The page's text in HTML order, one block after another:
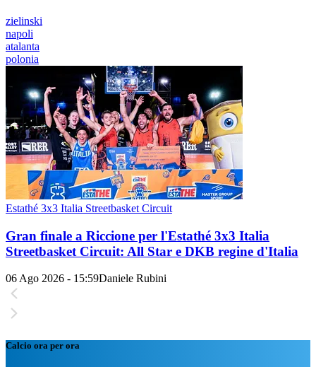
zielinski
napoli
atalanta
polonia
Estathé 3x3 Italia Streetbasket Circuit
Gran finale a Riccione per l'Estathé 3x3 Italia
Streetbasket Circuit: All Star e DKB regine d'Italia
06 Ago 2026 - 15:59Daniele Rubini
Calcio ora per ora